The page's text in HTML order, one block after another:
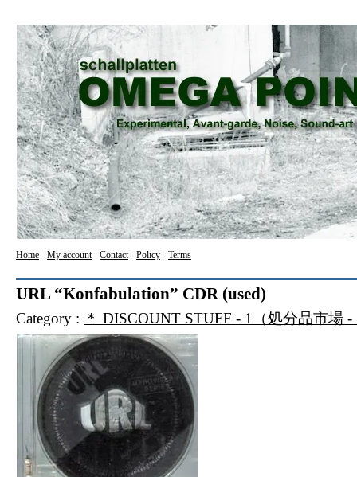
Home - My account- Contact- Policy - Terms
URL “Konfabulation” CDR (used)
Category : ＊ DISCOUNT STUFF - 1（処分品市場 -